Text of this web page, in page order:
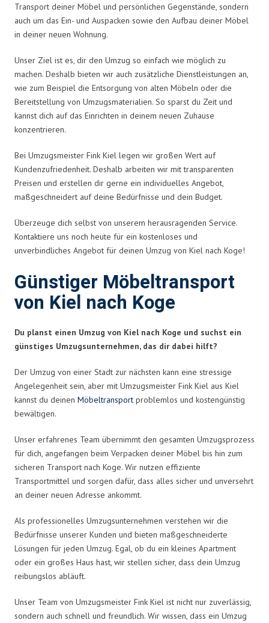
Transport deiner Möbel und persönlichen Gegenstände, sondern
auch um das Ein- und Auspacken sowie den Aufbau deiner Möbel
in deiner neuen Wohnung.
Unser Ziel ist es, dir den Umzug so einfach wie möglich zu
machen. Deshalb bieten wir auch zusätzliche Dienstleistungen an,
wie zum Beispiel die Entsorgung von alten Möbeln oder die
Bereitstellung von Umzugsmaterialien. So sparst du Zeit und
kannst dich auf das Einrichten in deinem neuen Zuhause
konzentrieren.
Bei Umzugsmeister Fink Kiel legen wir großen Wert auf
Kundenzufriedenheit. Deshalb arbeiten wir mit transparenten
Preisen und erstellen dir gerne ein individuelles Angebot,
maßgeschneidert auf deine Bedürfnisse und dein Budget.
Überzeuge dich selbst von unserem herausragenden Service.
Kontaktiere uns noch heute für ein kostenloses und
unverbindliches Angebot für deinen Umzug von Kiel nach Koge!
Günstiger Möbeltransport
von Kiel nach Koge
Du planst einen Umzug von Kiel nach Koge und suchst ein
günstiges Umzugsunternehmen, das dir dabei hilft?
Der Umzug von einer Stadt zur nächsten kann eine stressige
Angelegenheit sein, aber mit Umzugsmeister Fink Kiel aus Kiel
kannst du deinen Möbeltransport problemlos und kostengünstig
bewältigen.
Unser erfahrenes Team übernimmt den gesamten Umzugsprozess
für dich, angefangen beim Verpacken deiner Möbel bis hin zum
sicheren Transport nach Koge. Wir nutzen effiziente
Transportmittel und sorgen dafür, dass alles sicher und unversehrt
an deiner neuen Adresse ankommt.
Als professionelles Umzugsunternehmen verstehen wir die
Bedürfnisse unserer Kunden und bieten maßgeschneiderte
Lösungen für jeden Umzug. Egal, ob du ein kleines Apartment
oder ein großes Haus hast, wir stellen sicher, dass dein Umzug
reibungslos abläuft.
Unser Team von Umzugsmeister Fink Kiel ist nicht nur zuverlässig,
sondern auch schnell und freundlich. Wir wissen, dass ein Umzug